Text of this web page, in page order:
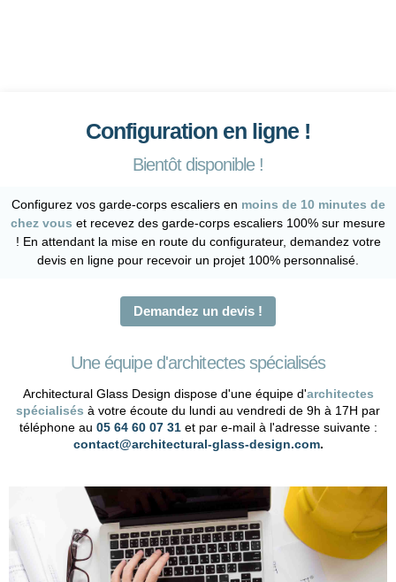
Configuration en ligne !
Bientôt disponible !
Configurez vos garde-corps escaliers en moins de 10 minutes de
chez vous et recevez des garde-corps escaliers 100% sur mesure
! En attendant la mise en route du configurateur, demandez votre
devis en ligne pour recevoir un projet 100% personnalisé.
Demandez un devis !
Une équipe d'architectes spécialisés
Architectural Glass Design dispose d'une équipe d'architectes
spécialisés à votre écoute du lundi au vendredi de 9h à 17H par
téléphone au 05 64 60 07 31 et par e-mail à l'adresse suivante :
contact@architectural-glass-design.com.